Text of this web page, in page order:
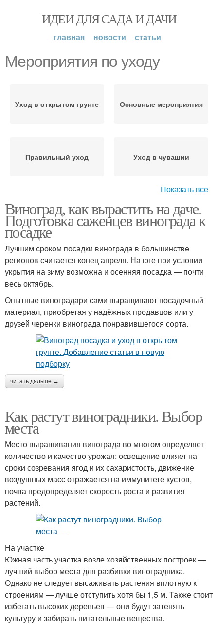
ИДЕИ ДЛЯ САДА И ДАЧИ
главная новости статьи
Мероприятия по уходу
Уход в открытом грунте Основные мероприятия
Правильный уход Уход в чувашии
Уход за лозой Уход за виноградом
Показать все
Виноград, как вырастить на даче.
Подготовка саженцев винограда к
посадке
Лучшим сроком посадки винограда в большинстве
регионов считается конец апреля. На юге при условии
укрытия на зиму возможна и осенняя посадка — почти
весь октябрь.
Опытные виноградари сами выращивают посадочный
материал, приобретая у надёжных продавцов или у
друзей черенки винограда понравившегося сорта.
читать дальше →
Как растут виноградники. Выбор
места
Место выращивания винограда во многом определяет
количество и качество урожая: освещение влияет на
сроки созревания ягод и их сахаристость, движение
воздушных масс отражается на иммунитете кустов,
почва предопределяет скорость роста и развития
растений.
На участке
Южная часть участка возле хозяйственных построек ―
лучший выбор места для разбивки виноградника.
Однако не следует высаживать растения вплотную к
строениям ― лучше отступить хотя бы 1,5 м. Также стоит
избегать высоких деревьев ― они будут затенять
культуру и забирать питательные вещества.